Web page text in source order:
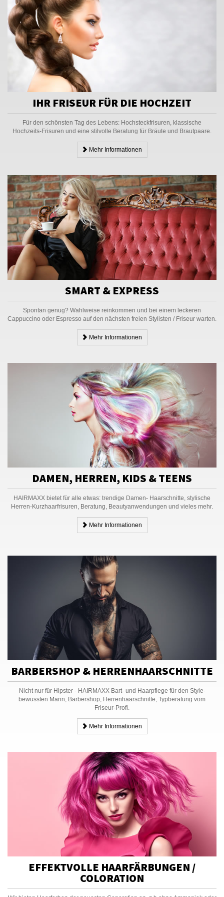
IHR FRISEUR FÜR DIE HOCHZEIT
Für den schönsten Tag des Lebens: Hochsteckfrisuren, klassische
Hochzeits-Frisuren und eine stilvolle Beratung für Bräute und Brautpaare.
Mehr Informationen
SMART & EXPRESS
Spontan genug? Wahlweise reinkommen und bei einem leckeren
Cappuccino oder Espresso auf den nächsten freien Stylisten / Friseur warten.
Mehr Informationen
DAMEN, HERREN, KIDS & TEENS
HAIRMAXX bietet für alle etwas: trendige Damen- Haarschnitte, stylische
Herren-Kurzhaarfrisuren, Beratung, Beautyanwendungen und vieles mehr.
Mehr Informationen
BARBERSHOP & HERRENHAARSCHNITTE
Nicht nur für Hipster - HAIRMAXX Bart- und Haarpflege für den Style-
bewussten Mann, Barbershop, Herrenhaarschnitte, Typberatung vom
Friseur-Profi.
Mehr Informationen
EFFEKTVOLLE HAARFÄRBUNGEN /
COLORATION